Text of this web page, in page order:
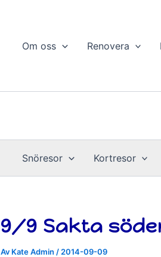
Om oss Renovera
Snöresor Kortresor
9/9 Sakta
Av Kate Admin / 2014-09-09